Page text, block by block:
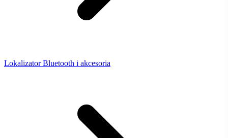
Lokalizator Bluetooth i akcesoria